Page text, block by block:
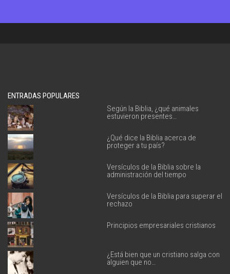
ENTRADAS POPULARES
Según la Biblia, ¿qué animales
estuvieron presentes…
¿Qué dice la Biblia acerca de
proteger a tu país?
Versículos de la Biblia sobre la
administración del tiempo
Versículos de la Biblia para superar el
rechazo
Principios empresariales cristianos
¿Está bien que un cristiano salga con
alguien que no…